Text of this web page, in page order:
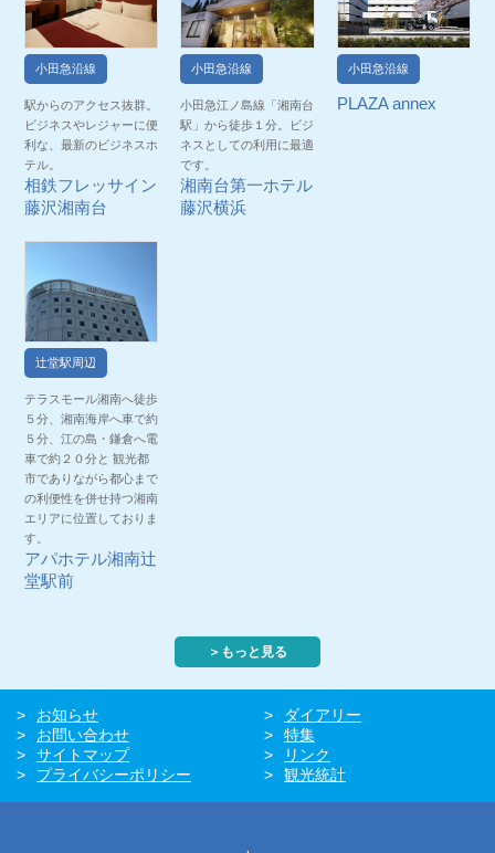
小田急沿線
駅からのアクセス抜群。
ビジネスやレジャーに便
利な、最新のビジネスホ
テル。
相鉄フレッサイン
藤沢湘南台
小田急沿線
小田急江ノ島線「湘南台
駅」から徒歩１分。ビジ
ネスとしての利用に最適
です。
湘南台第一ホテル
藤沢横浜
小田急沿線
PLAZA annex
辻堂駅周辺
テラスモール湘南へ徒歩
５分、湘南海岸へ車で約
５分、江の島・鎌倉へ電
車で約２０分と 観光都
市でありながら都心まで
の利便性を併せ持つ湘南
エリアに位置しておりま
す。
アパホテル湘南辻
堂駅前
＞もっと見る
お知らせ
ダイアリー
お問い合わせ
特集
サイトマップ
リンク
プライバシーポリシー
観光統計